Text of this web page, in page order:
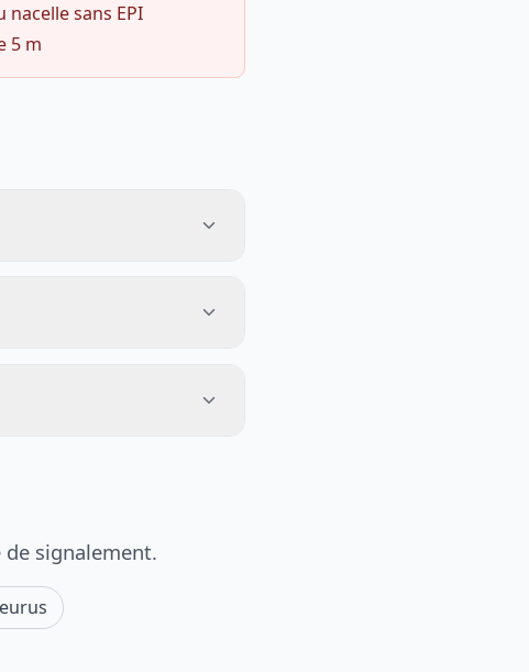
sans EPI
5 m
de signalement.